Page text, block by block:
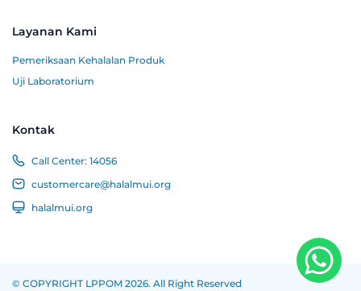
Layanan Kami
Pemeriksaan Kehalalan Produk
Uji Laboratorium
Kontak
Call Center: 14056
customercare@halalmui.org
halalmui.org
© COPYRIGHT LPPOM 2026. All Right Reserved